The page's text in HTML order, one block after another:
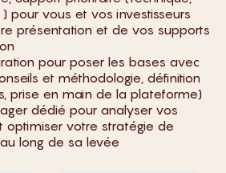
) pour vous et vos investisseurs
présentation et de vos supports
pour poser les bases avec
et méthodologie, définition
prise en main de la plateforme)
dédié pour analyser vos
optimiser votre stratégie de
long de sa levée